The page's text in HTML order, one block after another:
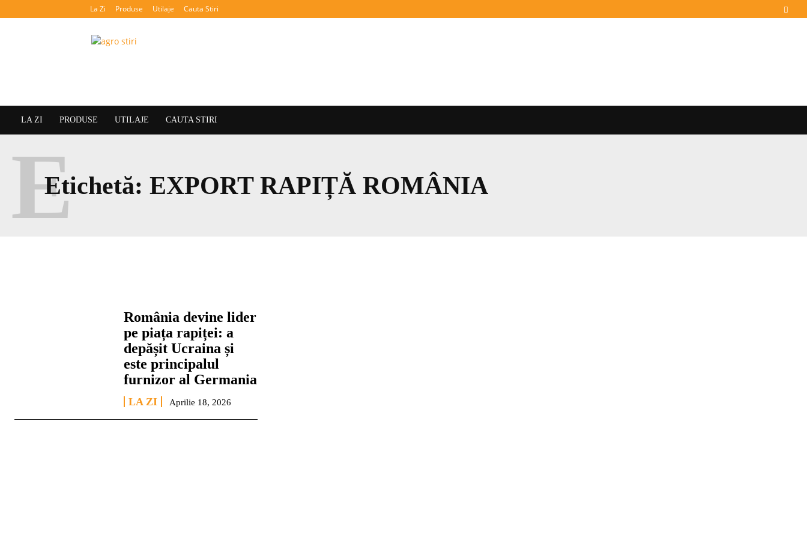
La Zi Produse Utilaje Cauta Stiri
LA ZI PRODUSE UTILAJE CAUTA STIRI
Etichetă: EXPORT RAPIȚĂ ROMÂNIA
E
România devine lider
pe piața rapiței: a
depășit Ucraina și
este principalul
furnizor al Germania
LA ZI Aprilie 18, 2026